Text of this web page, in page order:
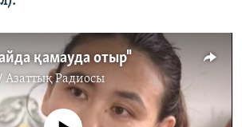
қамауда отыр"
Азаттық Радиосы
source currently available